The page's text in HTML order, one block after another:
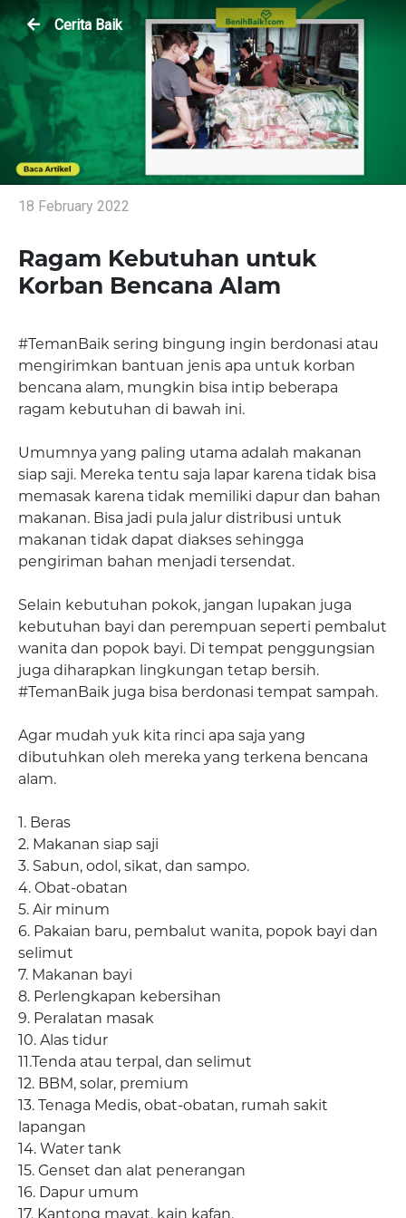
Cerita Baik
18 February 2022
Ragam Kebutuhan untuk
Korban Bencana Alam
#TemanBaik sering bingung ingin berdonasi atau
mengirimkan bantuan jenis apa untuk korban
bencana alam, mungkin bisa intip beberapa
ragam kebutuhan di bawah ini.
Umumnya yang paling utama adalah makanan
siap saji. Mereka tentu saja lapar karena tidak bisa
memasak karena tidak memiliki dapur dan bahan
makanan. Bisa jadi pula jalur distribusi untuk
makanan tidak dapat diakses sehingga
pengiriman bahan menjadi tersendat.
Selain kebutuhan pokok, jangan lupakan juga
kebutuhan bayi dan perempuan seperti pembalut
wanita dan popok bayi. Di tempat penggungsian
juga diharapkan lingkungan tetap bersih.
#TemanBaik juga bisa berdonasi tempat sampah.
Agar mudah yuk kita rinci apa saja yang
dibutuhkan oleh mereka yang terkena bencana
alam.
1. Beras
2. Makanan siap saji
3. Sabun, odol, sikat, dan sampo.
4. Obat-obatan
5. Air minum
6. Pakaian baru, pembalut wanita, popok bayi dan
selimut
7. Makanan bayi
8. Perlengkapan kebersihan
9. Peralatan masak
10. Alas tidur
11.Tenda atau terpal, dan selimut
12. BBM, solar, premium
13. Tenaga Medis, obat-obatan, rumah sakit
lapangan
14. Water tank
15. Genset dan alat penerangan
16. Dapur umum
17. Kantong mayat, kain kafan.